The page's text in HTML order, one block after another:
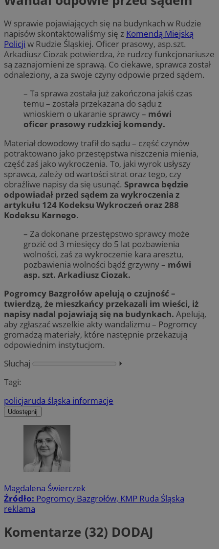
W sprawie pojawiających się na budynkach w Rudzie
napisów skontaktowaliśmy się z Komendą Miejską
Policji w Rudzie Śląskiej. Oficer prasowy, asp.szt.
Arkadiusz Ciozak potwierdza, że rudzcy funkcjonariusze
są zaznajomieni ze sprawą. Co ciekawe, sprawca został
odnaleziony, a za swoje czyny odpowie przed sądem.
– Ta sprawa została już zakończona jakiś czas
temu – została przekazana do sądu z
wnioskiem o ukaranie sprawcy – mówi
oficer prasowy rudzkiej komendy.
Materiał dowodowy trafił do sądu – część czynów
potraktowano jako przestępstwa niszczenia mienia,
część zaś jako wykroczenia. To, jaki wyrok usłyszy
sprawca, zależy od wartości strat oraz tego, czy
obraźliwe napisy da się usunąć. Sprawca będzie
odpowiadał przed sądem za wykroczenia z
artykułu 124 Kodeksu Wykroczeń oraz 288
Kodeksu Karnego.
– Za dokonane przestępstwo sprawcy może
grozić od 3 miesięcy do 5 lat pozbawienia
wolności, zaś za wykroczenie kara aresztu,
pozbawienia wolności bądź grzywny – mówi
asp. szt. Arkadiusz Ciozak.
Pogromcy Bazgrołów apelują o czujność –
twierdzą, że mieszkańcy przekazali im wieści, iż
napisy nadal pojawiają się na budynkach. Apelują,
aby zgłaszać wszelkie akty wandalizmu – Pogromcy
gromadzą materiały, które następnie przekazują
odpowiednim instytucjom.
Słuchaj
⏵︎
Tagi:
policjaruda śląska informacje
Udostępnij
Magdalena Świerczek
Źródło: Pogromcy Bazgrołów, KMP Ruda Śląska
reklama
Komentarze (32) DODAJ